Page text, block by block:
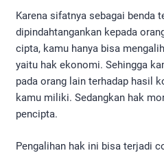
Karena sifatnya sebagai benda
dipindahtangankan kepada
cipta, kamu hanya bisa
yaitu hak ekonomi. Sehingga
pada orang lain terhadap hasil
kamu miliki. Sedangkan hak
pencipta.
Pengalihan hak ini bisa terjadi